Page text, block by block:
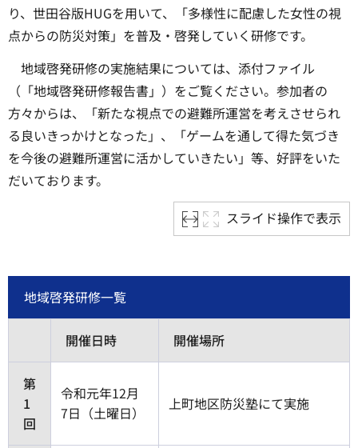
り、世田谷版HUGを用いて、「多様性に配慮した女性の視
点からの防災対策」を普及・啓発していく研修です。
地域啓発研修の実施結果については、添付ファイル
（「地域啓発研修報告書」）をご覧ください。参加者の
方々からは、「新たな視点での避難所運営を考えさせられ
る良いきっかけとなった」、「ゲームを通して得た気づき
を今後の避難所運営に活かしていきたい」等、好評をいた
だいております。
スライド操作で表示
地域啓発研修一覧
開催日時 開催場所
第
1
回
令和元年12月
7日（土曜日）
上町地区防災塾にて実施